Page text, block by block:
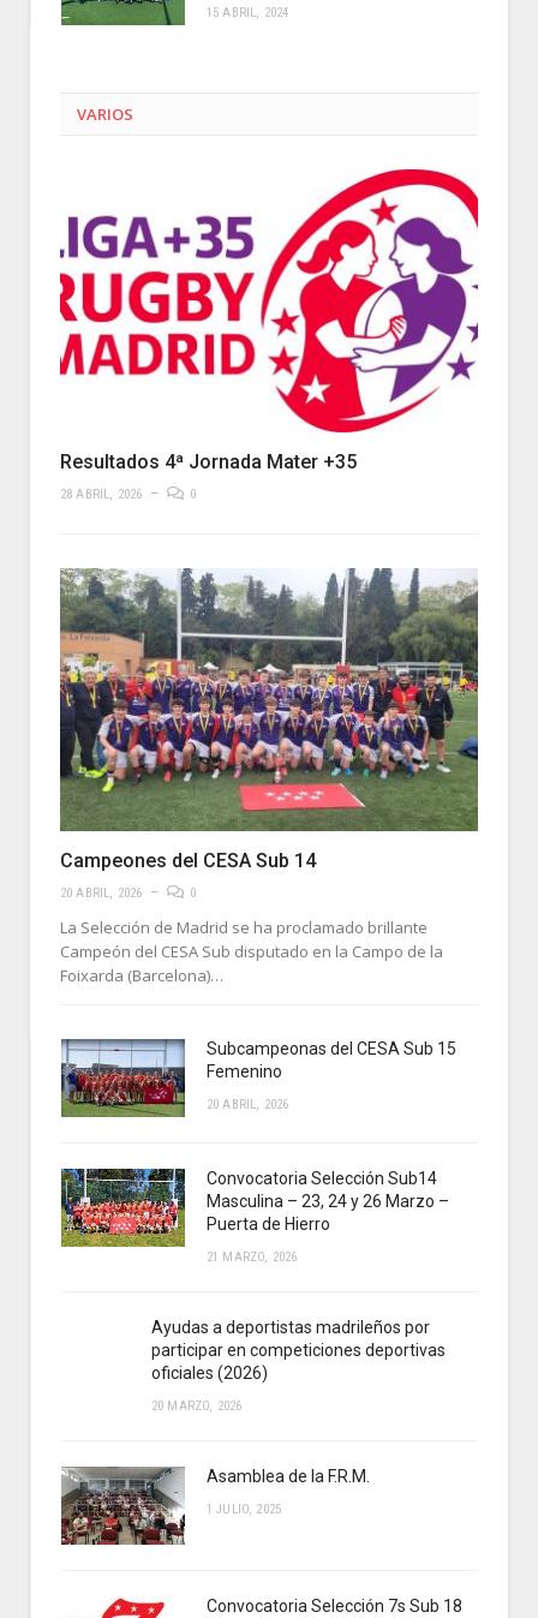
15 ABRIL, 2024
VARIOS
Resultados 4ª Jornada Mater +35
28 ABRIL, 2026 0
Campeones del CESA Sub 14
20 ABRIL, 2026 0
La Selección de Madrid se ha proclamado brillante
Campeón del CESA Sub disputado en la Campo de la
Foixarda (Barcelona)…
Subcampeonas del CESA Sub 15
Femenino
20 ABRIL, 2026
Convocatoria Selección Sub14
Masculina – 23, 24 y 26 Marzo –
Puerta de Hierro
21 MARZO, 2026
Ayudas a deportistas madrileños por
participar en competiciones deportivas
oficiales (2026)
20 MARZO, 2026
Asamblea de la F.R.M.
1 JULIO, 2025
Convocatoria Selección 7s Sub 18